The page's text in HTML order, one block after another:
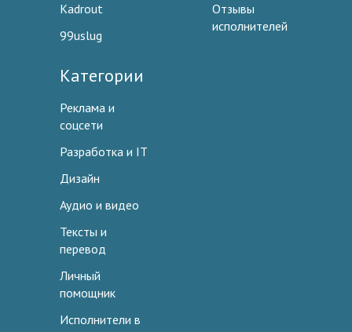
Kadrout
99uslug
Отзывы
исполнителей
Категории
Реклама и
соцсети
Разработка и IT
Дизайн
Аудио и видео
Тексты и
перевод
Личный
помощник
Исполнители в